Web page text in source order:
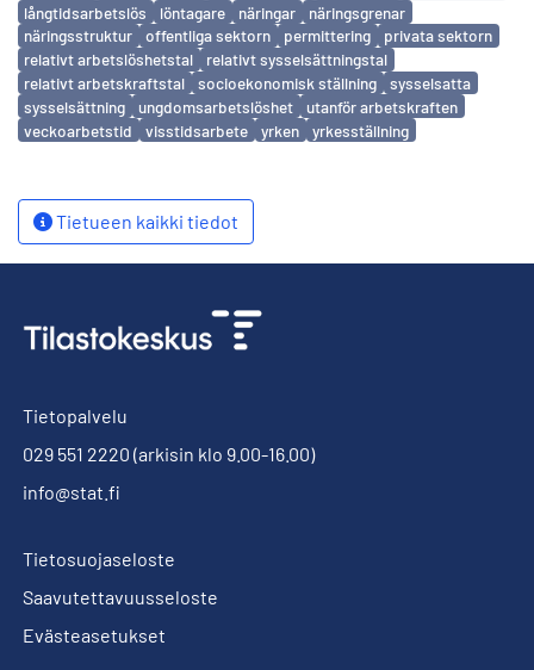
långtidsarbetslös
löntagare näringar
näringsgrenar
näringsstruktur
offentliga sektorn permittering
privata sektorn
relativt arbetslöshetstal
relativt sysselsättningstal
relativt arbetskraftstal
socioekonomisk ställning
sysselsatta
sysselsättning
ungdomsarbetslöshet
utanför arbetskraften
veckoarbetstid
visstidsarbete yrken yrkesställning
Tietueen kaikki tiedot
Tietopalvelu
029 551 2220 (arkisin klo 9.00-16.00)
info@stat.fi
Tietosuojaseloste
Saavutettavuusseloste
Evästeasetukset